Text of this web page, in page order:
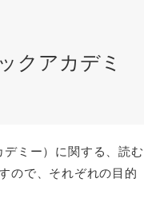
クアカデミ
ミー）に関する、読む
ので、それぞれの目的